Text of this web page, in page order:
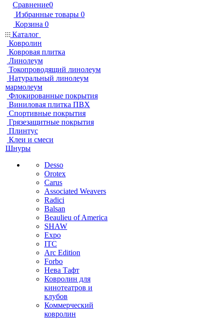
Сравнение0
Избранные товары 0
Корзина 0
Каталог
Ковролин
Ковровая плитка
Линолеум
Токопроводящий линолеум
Натуральный линолеум
мармолеум
Флокированные покрытия
Виниловая плитка ПВХ
Спортивные покрытия
Грязезащитные покрытия
Плинтус
Клеи и смеси
Шнуры
Desso
Orotex
Carus
Associated Weavers
Radici
Balsan
Beaulieu of America
SHAW
Expo
ITC
Arc Edition
Forbo
Нева Тафт
Ковролин для
кинотеатров и
клубов
Коммерческий
ковролин